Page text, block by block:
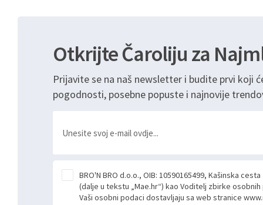
Otkrijte Čaroliju za
Prijavite se na naš newsletter i budite prvi koji
pogodnosti, posebne popuste i najnovije
BRO'N BRO d.o.o., OIB: 10590165499, Kašinska
(dalje u tekstu „Mae.hr“) kao Voditelj zbirke
Vaši osobni podaci dostavljaju sa web stranice